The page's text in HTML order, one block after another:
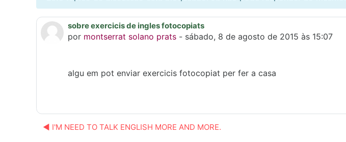
sobre exercicis de ingles fotocopiats
por montserrat solano prats - sábado, 8 de agosto de 2015 às 15:07
Número de respostas: 0
algu em pot enviar exercicis fotocopiat per fer a casa
◀︎ I'M NEED TO TALK ENGLISH MORE AND MORE.